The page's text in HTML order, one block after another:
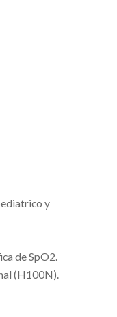
y
de SpO2.
(H100N).